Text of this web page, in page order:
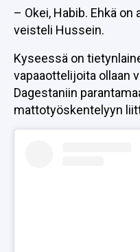
– Okei, Habib. Ehkä on
veisteli Hussein.
Kyseessä on
vapaaottelijoita ollaan
Dagestaniin
mattotyöskentelyyn